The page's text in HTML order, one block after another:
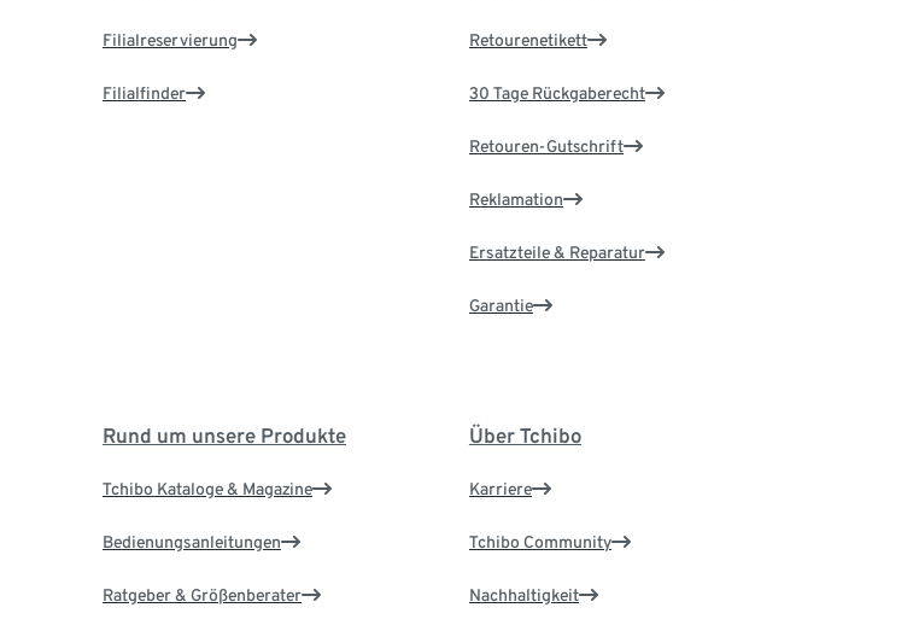
Filialreservierung
Filialfinder
Retourenetikett
30 Tage Rückgaberecht
Retouren-Gutschrift
Reklamation
Ersatzteile & Reparatur
Garantie
Rund um unsere Produkte
Tchibo Kataloge & Magazine
Bedienungsanleitungen
Ratgeber & Größenberater
Über Tchibo
Karriere
Tchibo Community
Nachhaltigkeit